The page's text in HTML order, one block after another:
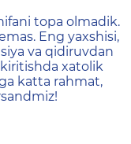
неtopa olmadik.
Eng yaxshisi,
va qidiruvdan
xatolik
katta rahmat,